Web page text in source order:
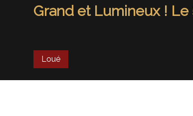
Grand et Lumineux !
Loué